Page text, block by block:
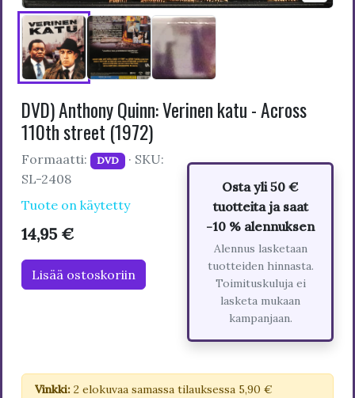
DVD) Anthony Quinn: Verinen katu - Across
110th street (1972)
Formaatti: DVD · SKU:
SL-2408
Tuote on käytetty
14,95 €
Lisää ostoskoriin
Osta yli 50 €
tuotteita ja saat
-10 % alennuksen
Alennus lasketaan
tuotteiden hinnasta.
Toimituskuluja ei
lasketa mukaan
kampanjaan.
Vinkki: 2 elokuvaa samassa tilauksessa 5,90 €